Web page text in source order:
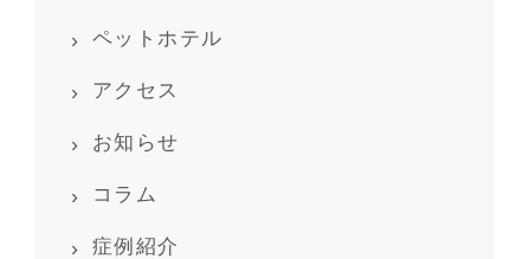
ペットホテル
アクセス
お知らせ
コラム
症例紹介